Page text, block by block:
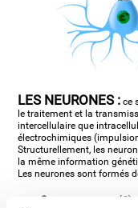
LES NEURONES : ce
le traitement et la
intercellulaire que
électrochimiques
Structurellement, les
la même information
Les neurones sont formés
Corps ou soma
(6)